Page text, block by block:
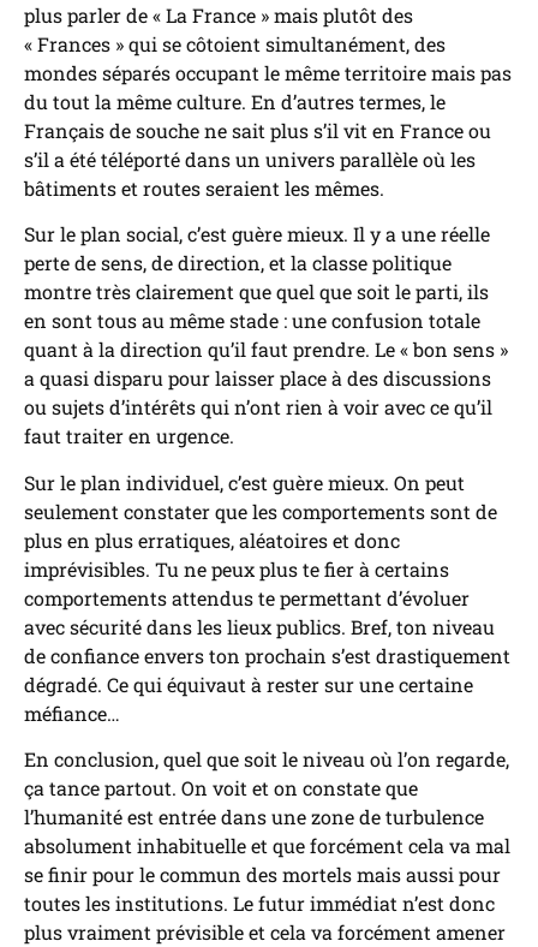
plus parler de « La France » mais plutôt des
« Frances » qui se côtoient simultanément, des
mondes séparés occupant le même territoire mais pas
du tout la même culture. En d’autres termes, le
Français de souche ne sait plus s’il vit en France ou
s’il a été téléporté dans un univers parallèle où les
bâtiments et routes seraient les mêmes.
Sur le plan social, c’est guère mieux. Il y a une réelle
perte de sens, de direction, et la classe politique
montre très clairement que quel que soit le parti, ils
en sont tous au même stade : une confusion totale
quant à la direction qu’il faut prendre. Le « bon sens »
a quasi disparu pour laisser place à des discussions
ou sujets d’intérêts qui n’ont rien à voir avec ce qu’il
faut traiter en urgence.
Sur le plan individuel, c’est guère mieux. On peut
seulement constater que les comportements sont de
plus en plus erratiques, aléatoires et donc
imprévisibles. Tu ne peux plus te fier à certains
comportements attendus te permettant d’évoluer
avec sécurité dans les lieux publics. Bref, ton niveau
de confiance envers ton prochain s’est drastiquement
dégradé. Ce qui équivaut à rester sur une certaine
méfiance…
En conclusion, quel que soit le niveau où l’on regarde,
ça tance partout. On voit et on constate que
l’humanité est entrée dans une zone de turbulence
absolument inhabituelle et que forcément cela va mal
se finir pour le commun des mortels mais aussi pour
toutes les institutions. Le futur immédiat n’est donc
plus vraiment prévisible et cela va forcément amener